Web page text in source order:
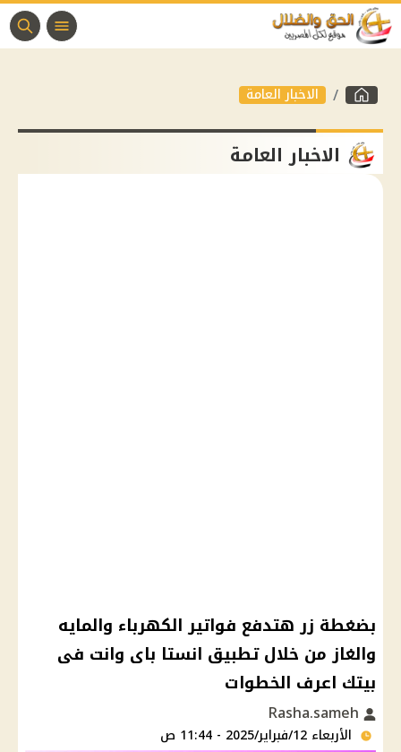
الاخبار العامة
الاخبار العامة
بضغطة زر هتدفع فواتير الكهرباء والمايه
والغاز من خلال تطبيق انستا باى وانت فى
بيتك اعرف الخطوات
الأربعاء 12/فبراير/2025 - 11:44 ص